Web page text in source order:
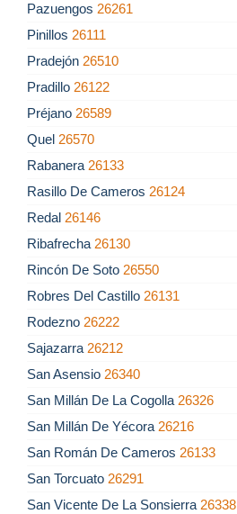
Pazuengos 26261
Pinillos 26111
Pradejón 26510
Pradillo 26122
Préjano 26589
Quel 26570
Rabanera 26133
Rasillo De Cameros 26124
Redal 26146
Ribafrecha 26130
Rincón De Soto 26550
Robres Del Castillo 26131
Rodezno 26222
Sajazarra 26212
San Asensio 26340
San Millán De La Cogolla 26326
San Millán De Yécora 26216
San Román De Cameros 26133
San Torcuato 26291
San Vicente De La Sonsierra 26338